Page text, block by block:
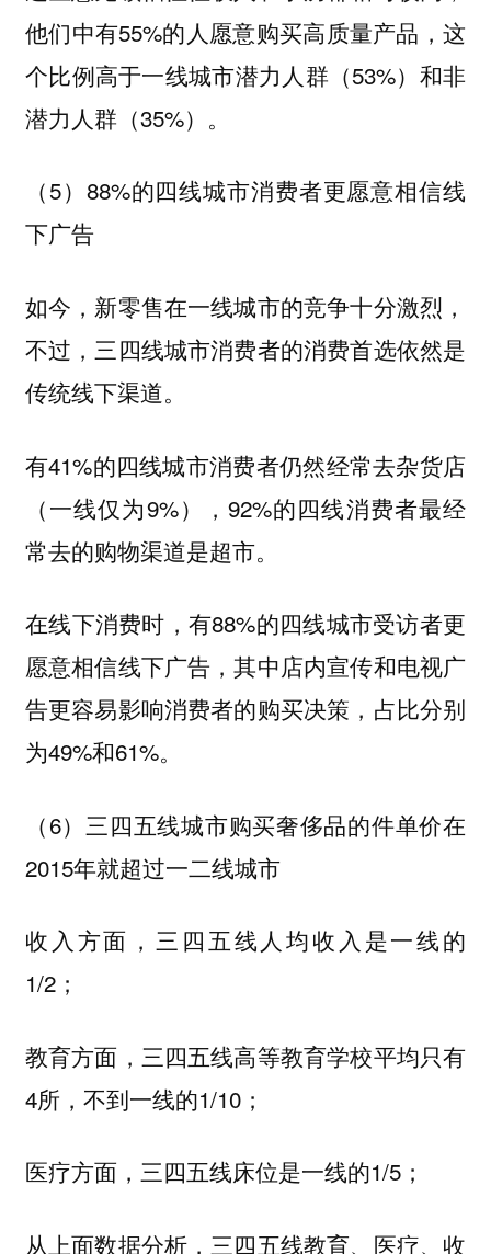
他们中有55%的人愿意购买高质量产品，这
个比例高于一线城市潜力人群（53%）和非
潜力人群（35%）。
（5）88%的四线城市消费者更愿意相信线
下广告
如今，新零售在一线城市的竞争十分激烈，
不过，三四线城市消费者的消费首选依然是
传统线下渠道。
有41%的四线城市消费者仍然经常去杂货店
（一线仅为9%），92%的四线消费者最经
常去的购物渠道是超市。
在线下消费时，有88%的四线城市受访者更
愿意相信线下广告，其中店内宣传和电视广
告更容易影响消费者的购买决策，占比分别
为49%和61%。
（6）三四五线城市购买奢侈品的件单价在
2015年就超过一二线城市
收入方面，三四五线人均收入是一线的
1/2；
教育方面，三四五线高等教育学校平均只有
4所，不到一线的1/10；
医疗方面，三四五线床位是一线的1/5；
从上面数据分析，三四五线教育、医疗、收